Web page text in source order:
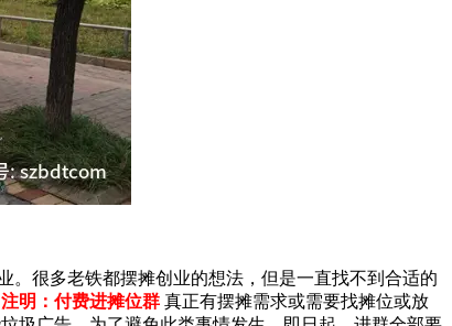
很多老铁都摆摊创业的想法，但是一直找不到合适的
明：付费进摊位群 真正有摆摊需求或需要找摊位或放